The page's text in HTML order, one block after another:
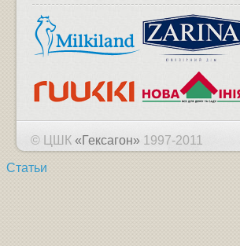
© ЦШК «Гексагон» 1997-2011
Статьи